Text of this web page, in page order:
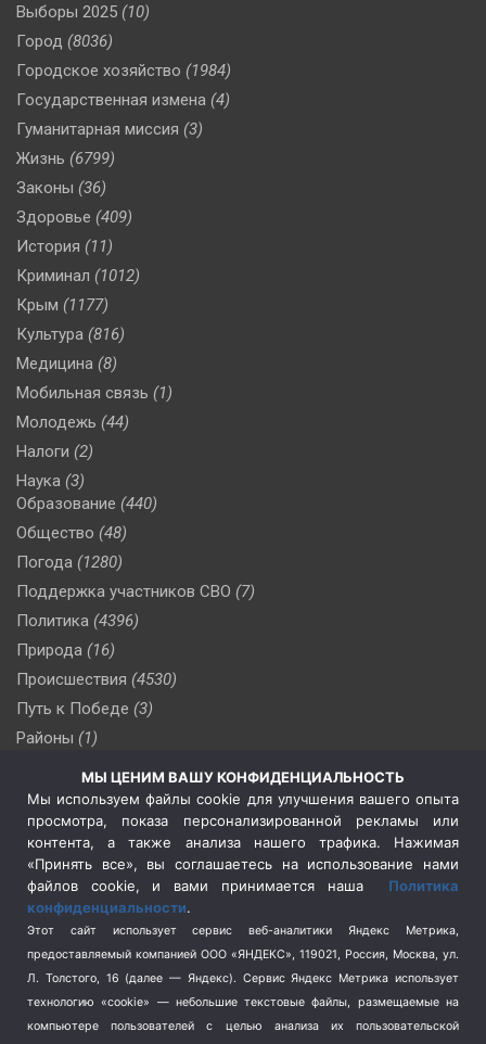
Выборы 2025 (10)
Город (8036)
Городское хозяйство (1984)
Государственная измена (4)
Гуманитарная миссия (3)
Жизнь (6799)
Законы (36)
Здоровье (409)
История (11)
Криминал (1012)
Крым (1177)
Культура (816)
Медицина (8)
Мобильная связь (1)
Молодежь (44)
Налоги (2)
Наука (3)
Образование (440)
Общество (48)
Погода (1280)
Поддержка участников СВО (7)
Политика (4396)
Природа (16)
Происшествия (4530)
Путь к Победе (3)
Районы (1)
(510)
Сельское хозяйство (3)
Социальная политика
(3)
Спецоперация в Украине
Спецоперация на Украине
(404)
Спорт (740)
Терроризм (1)
Транспорт (262)
Туризм (178)
МЫ ЦЕНИМ ВАШУ КОНФИДЕНЦИАЛЬНОСТЬ
Мы используем файлы cookie для улучшения вашего опыта
просмотра, показа персонализированной рекламы или
контента, а также анализа нашего трафика. Нажимая
«Принять все», вы соглашаетесь на использование нами
файлов cookie, и вами принимается наша Политика
конфиденциальности.
Этот сайт использует сервис веб-аналитики Яндекс Метрика,
предоставляемый компанией ООО «ЯНДЕКС», 119021, Россия, Москва, ул.
Л. Толстого, 16 (далее — Яндекс). Сервис Яндекс Метрика использует
технологию «cookie» — небольшие текстовые файлы, размещаемые на
компьютере пользователей с целью анализа их пользовательской